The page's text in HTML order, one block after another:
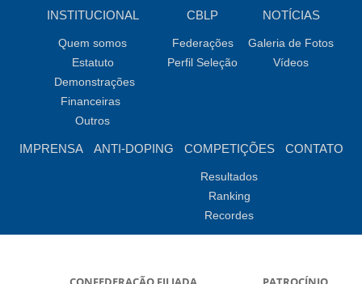
INSTITUCIONAL
Quem somos
Estatuto
Demonstrações
Financeiras
Outros
CBLP
Federações
Perfil Seleção
NOTÍCIAS
Galeria de Fotos
Vídeos
IMPRENSA ANTI-DOPING COMPETIÇÕES
Resultados
Ranking
Recordes
CONTATO